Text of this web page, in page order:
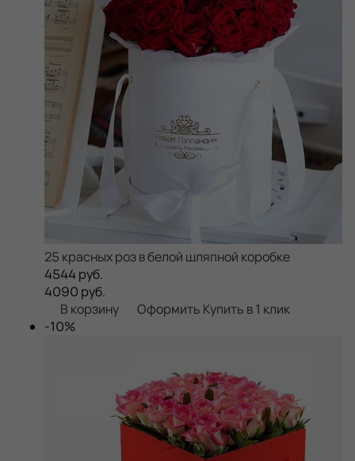
25 красных роз в белой шляпной коробке
4544 руб.
4090 руб.
В корзину
Оформить Купить в 1 клик
-10%